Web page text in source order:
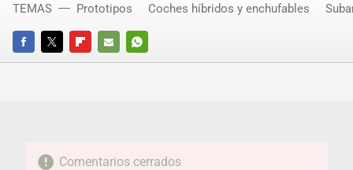
FACEBOOKTWITTERFLIPBOARD
E-
WHATSAPP
TEMAS Prototipos Coches híbridos y enchufables
Comentarios cerrados